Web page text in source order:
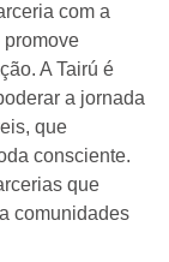
com a
promove
A Tairú é
a jornada
que
consciente.
que
comunidades